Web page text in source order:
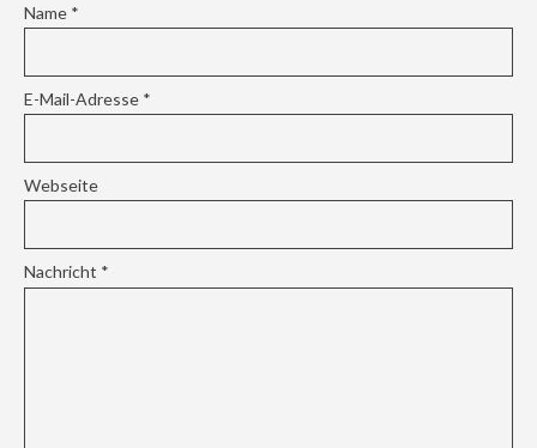
Name *
E-Mail-Adresse *
Webseite
Nachricht *